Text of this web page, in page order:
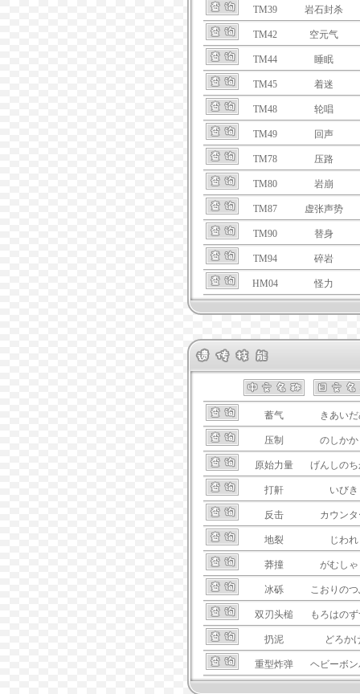
TM39 岩石封杀
TM42 空元气
TM44 睡眠
TM45 着迷
TM48 轮唱
TM49 回声
TM78 压路
TM80 岩崩
TM87 虚张声势
TM90 替身
TM94 碎岩
HM04 怪力
蓄气 きあい
压制 のしか
原始力量 げんしの
打鼾 いびき
反击 カウン
地裂 じわれ
莽撞 がむし
冰砾 こおりの
双刃头槌 もろはの
扔泥 どろか
重型炸弹 ヘビーボ